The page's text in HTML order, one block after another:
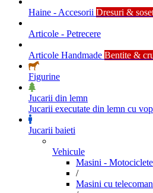
Haine - Accesorii Dresuri &
Articole - Petrecere
Articole Handmade Bentite &
Figurine
Jucarii din lemn
Jucarii executate din lemn cu
Jucarii baieti
Vehicule
Masini - Motociclete
/
Masini cu